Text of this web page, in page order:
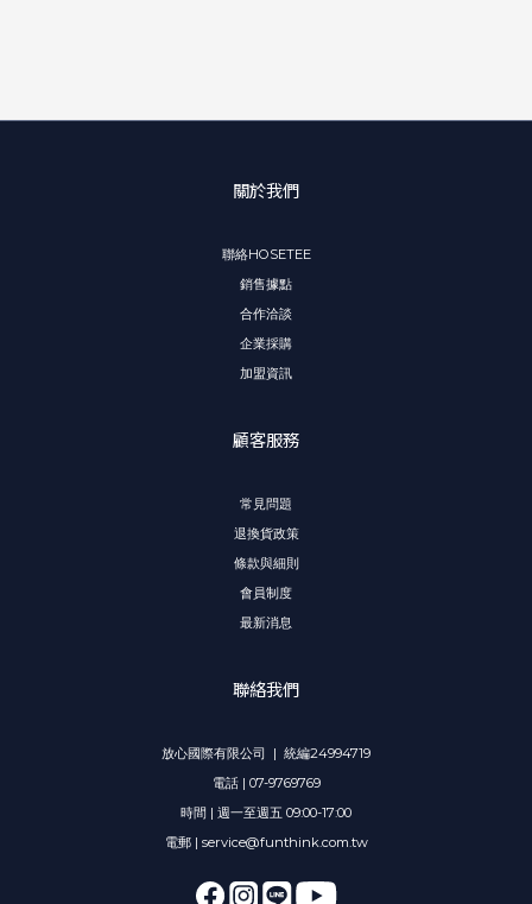
關於我們
聯絡HOSETEE
銷售據點
合作洽談
企業採購
加盟資訊
顧客服務
常見問題
退換貨政策
條款與細則
會員制度
最新消息
聯絡我們
放心國際有限公司 | 統編24994719
電話 | 07-9769769
時間 | 週一至週五 09:00-17:00
電郵 | service@funthink.com.tw